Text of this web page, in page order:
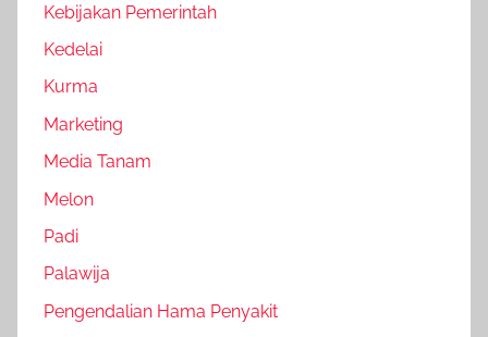
Kebijakan Pemerintah
Kedelai
Kurma
Marketing
Media Tanam
Melon
Padi
Palawija
Pengendalian Hama Penyakit